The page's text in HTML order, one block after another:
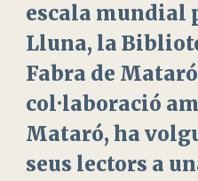
escala mundial
Lluna, la
Fabra de
col·laboració
Mataró, ha
seus lectors a